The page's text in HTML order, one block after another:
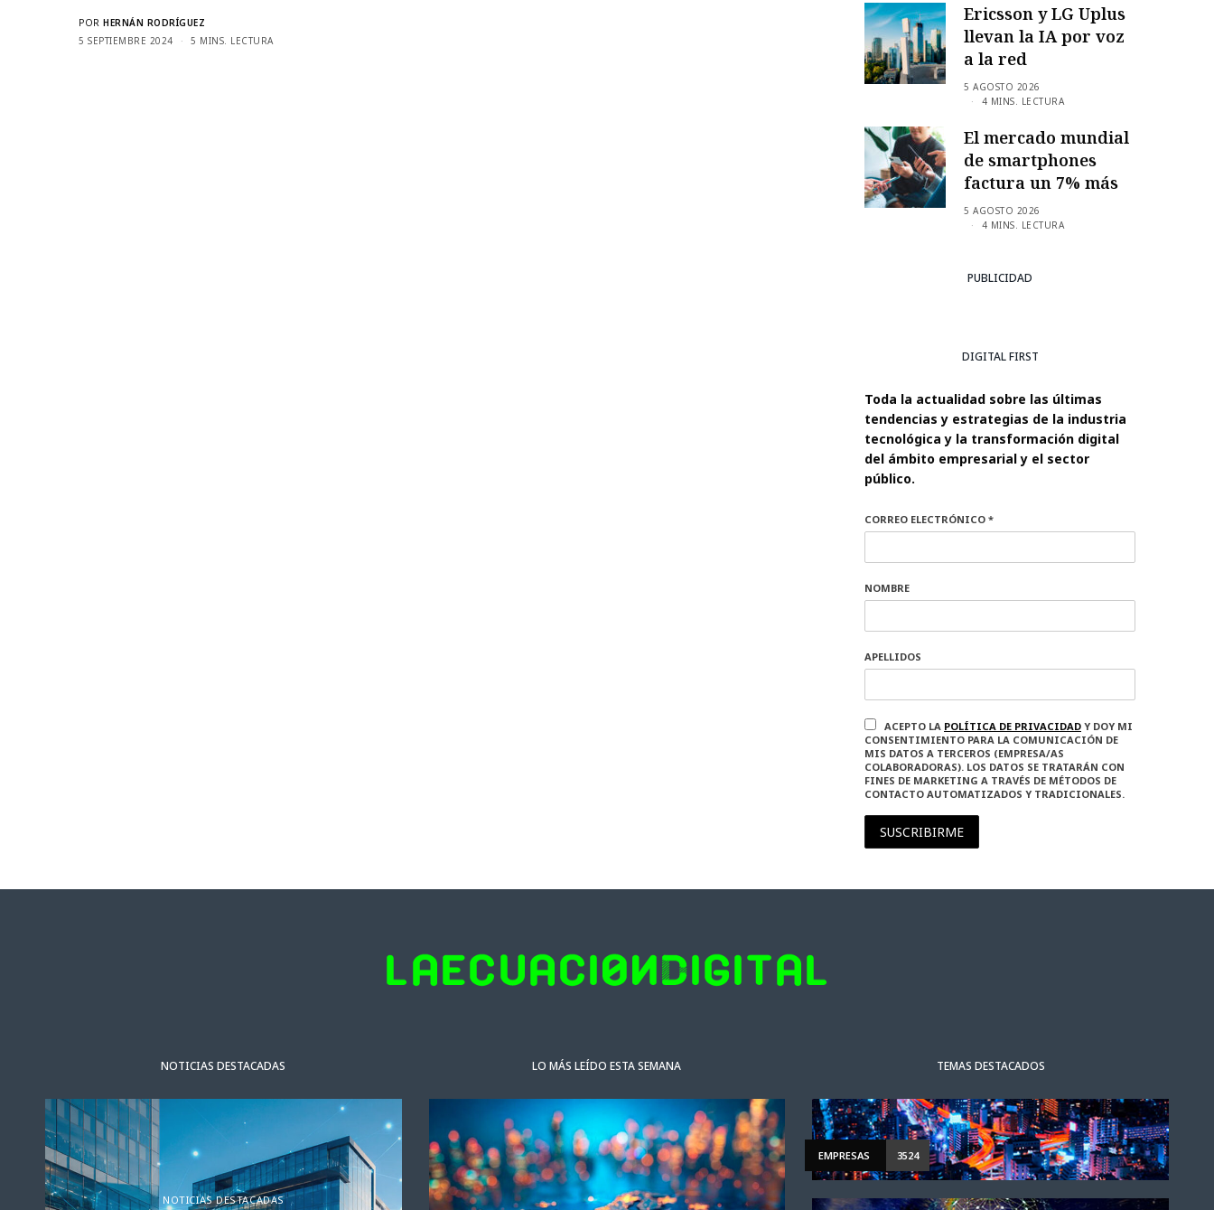
POR HERNÁN RODRÍGUEZ
5 SEPTIEMBRE 2024
5 MINS. LECTURA
Ericsson y LG Uplus
llevan la IA por voz
a la red
5 AGOSTO 2026
4 MINS. LECTURA
El mercado mundial
de smartphones
factura un 7% más
5 AGOSTO 2026
4 MINS. LECTURA
PUBLICIDAD
DIGITAL FIRST
Toda la actualidad sobre las últimas
tendencias y estrategias de la industria
tecnológica y la transformación digital
del ámbito empresarial y el sector
público.
CORREO ELECTRÓNICO *
NOMBRE
APELLIDOS
ACEPTO LA POLÍTICA DE PRIVACIDAD Y DOY MI
CONSENTIMIENTO PARA LA COMUNICACIÓN DE
MIS DATOS A TERCEROS (EMPRESA/AS
COLABORADORAS). LOS DATOS SE TRATARÁN CON
FINES DE MARKETING A TRAVÉS DE MÉTODOS DE
CONTACTO AUTOMATIZADOS Y TRADICIONALES.
SUSCRIBIRME
NOTICIAS DESTACADAS
NOTICIAS DESTACADAS ACTUALIDAD NOTICIAS DESTACADAS
LO MÁS LEÍDO ESTA SEMANA TEMAS DESTACADOS
EMPRESAS 3524